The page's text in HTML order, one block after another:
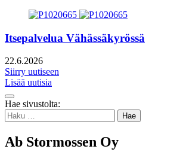
Itsepalvelua Vähässäkyrössä
22.6.2026
Siirry uutiseen
Lisää uutisia
Takaisin
ylös
Hae sivustolta:
Haku:
Ab Stormossen Oy